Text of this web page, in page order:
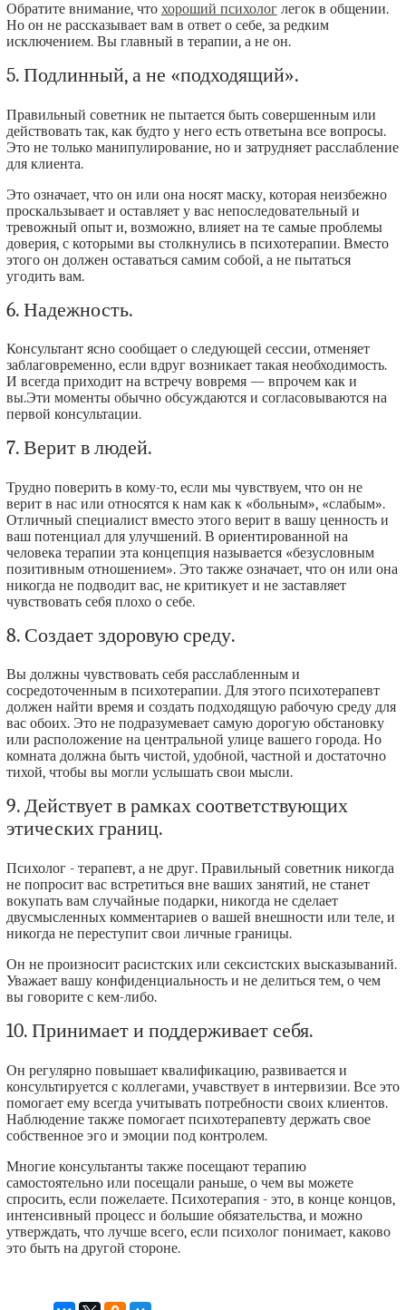
Обратите внимание, что хороший психологлегок в общении.
Но он не рассказывает вам в ответ о себе, за редким
исключением. Вы главный в терапии, а не он.
5. Подлинный, а не «подходящий».
Правильный советник не пытается быть совершенным или
действовать так, как будто у него есть ответына все вопросы.
Это не только манипулирование, но и затрудняет расслабление
для клиента.
Это означает, что он или она носят маску, которая неизбежно
проскальзывает и оставляет у вас непоследовательный и
тревожный опыт и, возможно, влияет на те самые проблемы
доверия, с которыми вы столкнулись в психотерапии. Вместо
этого он должен оставаться самим собой, а не пытаться
угодить вам.
6. Надежность.
Консультант ясно сообщает о следующей сессии, отменяет
заблаговременно, если вдруг возникает такая необходимость.
И всегда приходит на встречу вовремя — впрочем как и
вы.Эти моменты обычно обсуждаются и согласовываются на
первой консультации.
7. Верит в людей.
Трудно поверить в кому-то, если мы чувствуем, что он не
верит в нас или относятся к нам как к «больным», «слабым».
Отличный специалист вместо этого верит в вашу ценность и
ваш потенциал для улучшений. В ориентированной на
человека терапии эта концепция называется «безусловным
позитивным отношением». Это также означает, что он или она
никогда не подводит вас, не критикует и не заставляет
чувствовать себя плохо о себе.
8. Создает здоровую среду.
Вы должны чувствовать себя расслабленным и
сосредоточенным в психотерапии. Для этого психотерапевт
должен найти время и создать подходящую рабочую среду для
вас обоих. Это не подразумевает самую дорогую обстановку
или расположение на центральной улице вашего города. Но
комната должна быть чистой, удобной, частной и достаточно
тихой, чтобы вы могли услышать свои мысли.
9. Действует в рамках соответствующих
этических границ.
Психолог - терапевт, а не друг. Правильный советник никогда
не попросит вас встретиться вне ваших занятий, не станет
вокупать вам случайные подарки, никогда не сделает
двусмысленных комментариев о вашей внешности или теле, и
никогда не переступит свои личные границы.
Он не произносит расистских или сексистских высказываний.
Уважает вашу конфиденциальность и не делиться тем, о чем
вы говорите с кем-либо.
10. Принимает и поддерживает себя.
Он регулярно повышает квалификацию, развивается и
консультируется с коллегами, учавствует в интервизии. Все это
помогает ему всегда учитывать потребности своих клиентов.
Наблюдение также помогает психотерапевту держать свое
собственное эго и эмоции под контролем.
Многие консультанты также посещают терапию
самостоятельно или посещали раньше, о чем вы можете
спросить, если пожелаете. Психотерапия - это, в конце концов,
интенсивный процесс и большие обязательства, и можно
утверждать, что лучше всего, если психолог понимает, каково
это быть на другой стороне.